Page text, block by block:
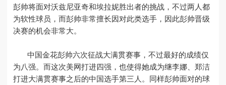
彭帅将面对沃兹尼亚奇和埃拉妮胜出者的挑战，不过两人都
为软性球员，而彭帅非常擅长因对此类选手，因此彭帅晋级
决赛的机会非常大。
中国金花彭帅六次征战大满贯赛事，不过最好的成绩仅
为八强。而这次美网打进四强，也使得她成为继李娜、郑洁
打进大满贯赛事之后的中国选手第三人。同样彭帅面对的球